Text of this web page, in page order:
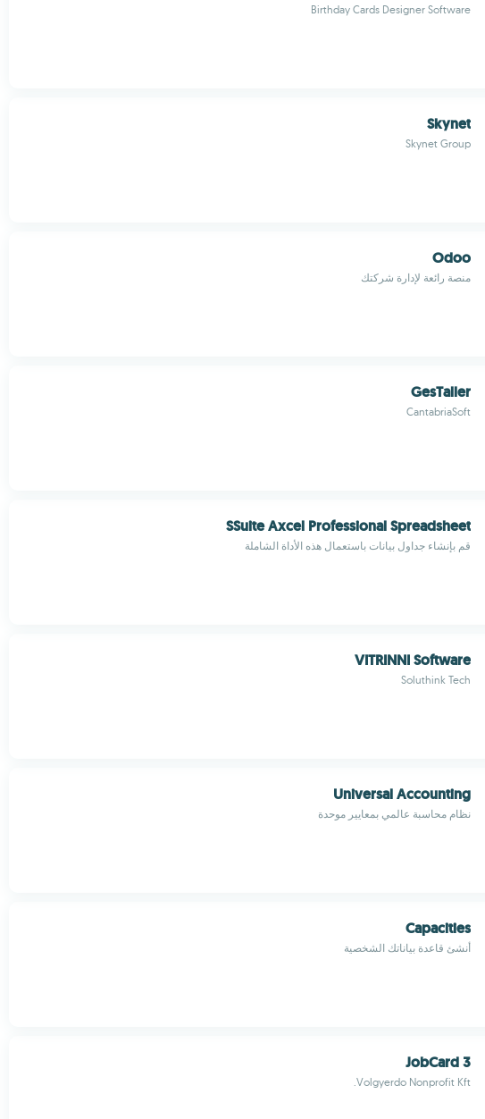
Birthday Cards Designer Software
Skynet
Skynet Group
Odoo
منصة رائعة لإدارة شركتك
GesTaller
CantabriaSoft
SSuite Axcel Professional Spreadsheet
قم بإنشاء جداول بيانات باستعمال هذه الأداة الشاملة
VITRINNI Software
Soluthink Tech
Universal Accounting
نظام محاسبة عالمي بمعايير موحدة
Capacities
أنشئ قاعدة بياناتك الشخصية
JobCard 3
Volgyerdo Nonprofit Kft.